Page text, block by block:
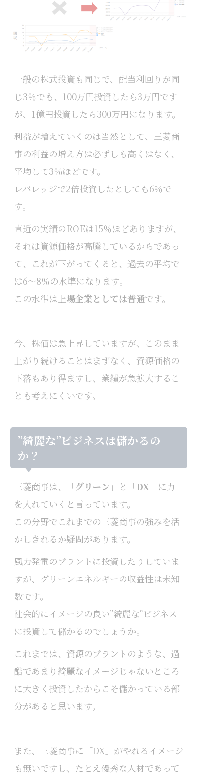
一般の株式投資も同じで、配当利回りが同
じ3％でも、100万円投資したら3万円です
が、1億円投資したら300万円になります。
利益が増えていくのは当然として、三菱商
事の利益の増え方は必ずしも高くはなく、
平均して3％ほどです。
レバレッジで2倍投資したとしても6％で
す。
直近の実績のROEは15％ほどありますが、
それは資源価格が高騰しているからであっ
て、これが下がってくると、過去の平均で
は6～8％の水準になります。
この水準は 上場企業としては普通です。
今、株価は急上昇していますが、このまま
上がり続けることはまずなく、資源価格の
下落もあり得ますし、業績が急拡大するこ
とも考えにくいです。
”綺麗な”ビジネスは儲かるの
か？
三菱商事は、 「グリーン」 と 「DX」 に力
を入れていくと言っています。
この分野でこれまでの三菱商事の強みを活
かしきれるか疑問があります。
風力発電のプラントに投資したりしていま
すが、グリーンエネルギーの収益性は未知
数です。
社会的にイメージの良い”綺麗な”ビジネス
に投資して儲かるのでしょうか。
これまでは、資源のプラントのような、過
酷であまり綺麗なイメージじゃないところ
に大きく投資したからこそ儲かっている部
分があると思います。
また、三菱商事に「DX」がやれるイメージ
も無いですし、たとえ優秀な人材であって